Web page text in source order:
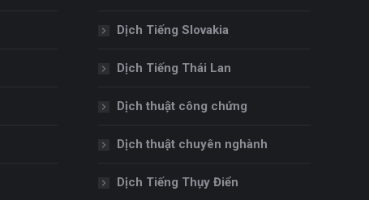
Dịch Tiếng Slovakia
Dịch Tiếng Thái Lan
Dịch thuật công chứng
Dịch thuật chuyên nghành
Dịch Tiếng Thụy Điển